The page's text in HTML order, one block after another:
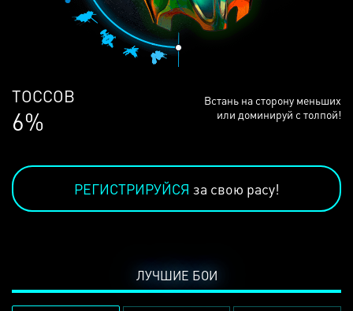
ЛЮДЕЙ
68%
Встань на сторону меньших
или доминируй с толпой!
РЕГИСТРИРУЙСЯ за свою расу!
ЛУЧШИЕ БОИ